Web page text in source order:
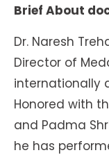
Brief About
Dr. Naresh
Director of
internationally
Honored with
and Padma
he has